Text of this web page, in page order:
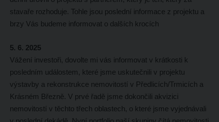
stavaře rozhoduje. Tohle jsou poslední informace z projektu a
brzy Vás budeme informovat o dalších krocích
5. 6. 2025
Vážení investoři, dovolte mi vás informovat v krátkosti k
posledním událostem, které jsme uskutečnili v projektu
výstavby a rekonstrukce nemovitostí v Předlicích/Trmicích a
Krásném Březně. V prvé řadě jsme dokončili akvizici
nemovitostí v těchto třech oblastech, o které jsme vyjednávali